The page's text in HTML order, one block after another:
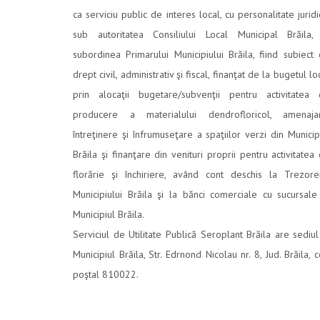
ca serviciu public de interes local, cu personalitate
sub autoritatea Consiliului Local Municipal Brăila,
subordinea Primarului Municipiului Brăila, fiind subiect
drept civil, administrativ şi fiscal, finanţat de la bugetul
prin alocaţii bugetare/subvenţii pentru activitatea
producere a materialului dendrofloricol,
întreţinere şi înfrumuseţare a spaţiilor verzi din
Brăila şi finanţare din venituri proprii pentru activitatea
florărie şi închiriere, având cont deschis la
Municipiului Brăila şi la bănci comerciale cu
Municipiul Brăila.
Serviciul de Utilitate Publică Seroplant Brăila are
Municipiul Brăila, Str. Edrnond Nicolau nr. 8, Jud. Brăila,
poştal 810022.